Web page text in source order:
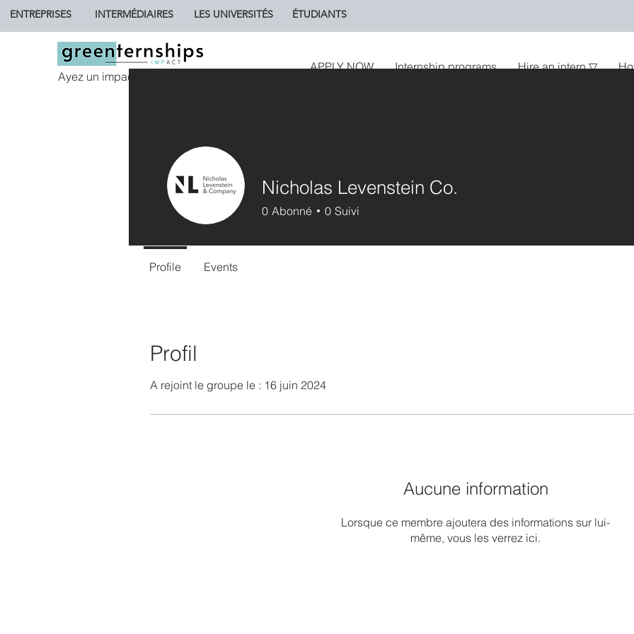
ENTREPRISES INTERMÉDIAIRES LES UNIVERSITÉS ÉTUDIANTS
Ayez un impact.
APPLY NOW Internship programs Hire an intern ▽
Profil
A rejoint le groupe le : 16 juin 2024
Aucune information
Lorsque ce membre ajoutera des informations sur lui-
même, vous les verrez ici.
Nicholas Levenstein Co.
0 Abonné 0 Suivi
Profile Events